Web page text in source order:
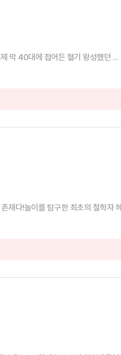
막 40대에 접어든 혈기 왕성했던 ...
재다!놀이를 탐구한 최초의 철학자